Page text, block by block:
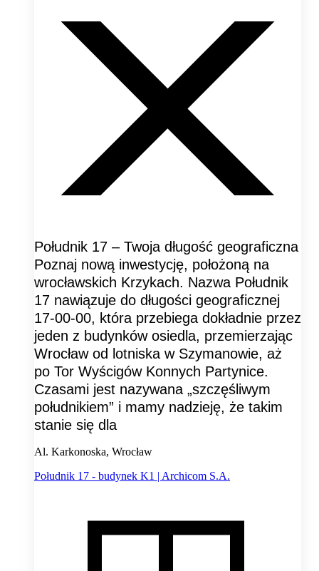
Południk 17 – Twoja długość geograficzna
Poznaj nową inwestycję, położoną na
wrocławskich Krzykach. Nazwa Południk
17 nawiązuje do długości geograficznej
17-00-00, która przebiega dokładnie przez
jeden z budynków osiedla, przemierzając
Wrocław od lotniska w Szymanowie, aż
po Tor Wyścigów Konnych Partynice.
Czasami jest nazywana „szczęśliwym
południkiem” i mamy nadzieję, że takim
stanie się dla
Al. Karkonoska, Wrocław
Południk 17 - budynek K1 | Archicom S.A.